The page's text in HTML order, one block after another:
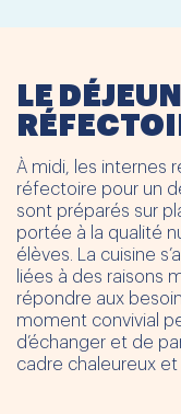
LE
À midi, les internes
réfectoire pour un
sont préparés sur
portée à la qualité
élèves. La cuisine
liées à des raisons
répondre aux
moment convivial
d’échanger et de
cadre chaleureux et